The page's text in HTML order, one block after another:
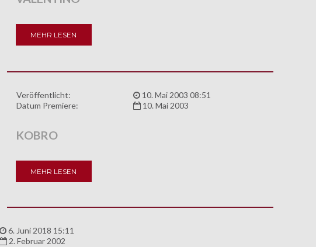
MEHR LESEN
Veröffentlicht:
10. Mai 2003 08:51
Datum Premiere:
10. Mai 2003
KOBRO
MEHR LESEN
6. Juni 2018 15:11
2. Februar 2002